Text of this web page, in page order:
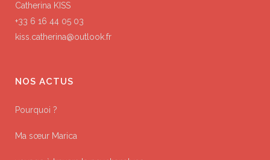
Catherina KISS
+33 6 16 44 05 03
kiss.catherina@outlook.fr
NOS ACTUS
Pourquoi ?
Ma sœur Marica